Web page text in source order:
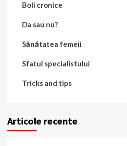
Boli cronice
Da sau nu?
Sănătatea femeii
Sfatul specialistului
Tricks and tips
Articole recente